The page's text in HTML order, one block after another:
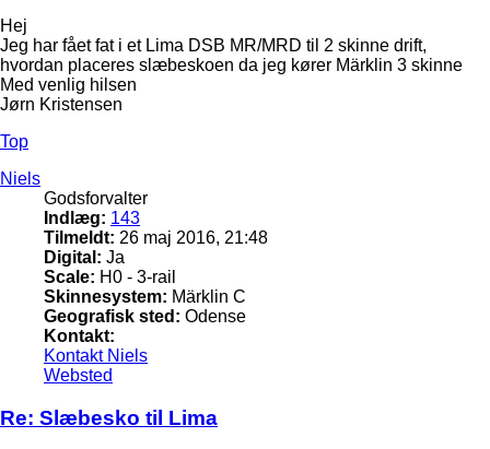
Hej
Jeg har fået fat i et Lima DSB MR/MRD til 2 skinne drift,
hvordan placeres slæbeskoen da jeg kører Märklin 3 skinne
Med venlig hilsen
Jørn Kristensen
Top
Niels
Godsforvalter
Indlæg: 143
Tilmeldt: 26 maj 2016, 21:48
Digital: Ja
Scale: H0 - 3-rail
Skinnesystem: Märklin C
Geografisk sted: Odense
Kontakt:
Kontakt Niels
Websted
Re: Slæbesko til Lima